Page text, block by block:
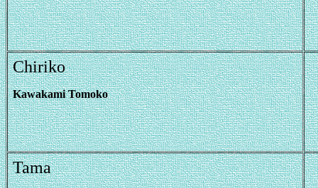
Chiriko
Kawakami Tomoko
Tama